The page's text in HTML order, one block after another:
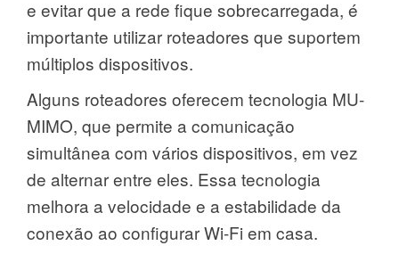
e evitar que a rede fique sobrecarregada, é
importante utilizar roteadores que suportem
múltiplos dispositivos.
Alguns roteadores oferecem tecnologia MU-
MIMO, que permite a comunicação
simultânea com vários dispositivos, em vez
de alternar entre eles. Essa tecnologia
melhora a velocidade e a estabilidade da
conexão ao configurar Wi-Fi em casa.